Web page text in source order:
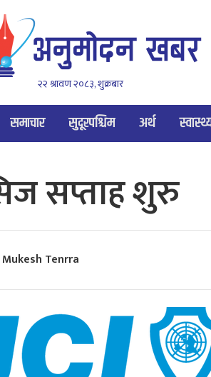
२२ श्रावण २०८३, शुक्रबार
समाचार सुदूरपश्चिम अर्थ
सप्ताह शुरु
Mukesh Tenrra